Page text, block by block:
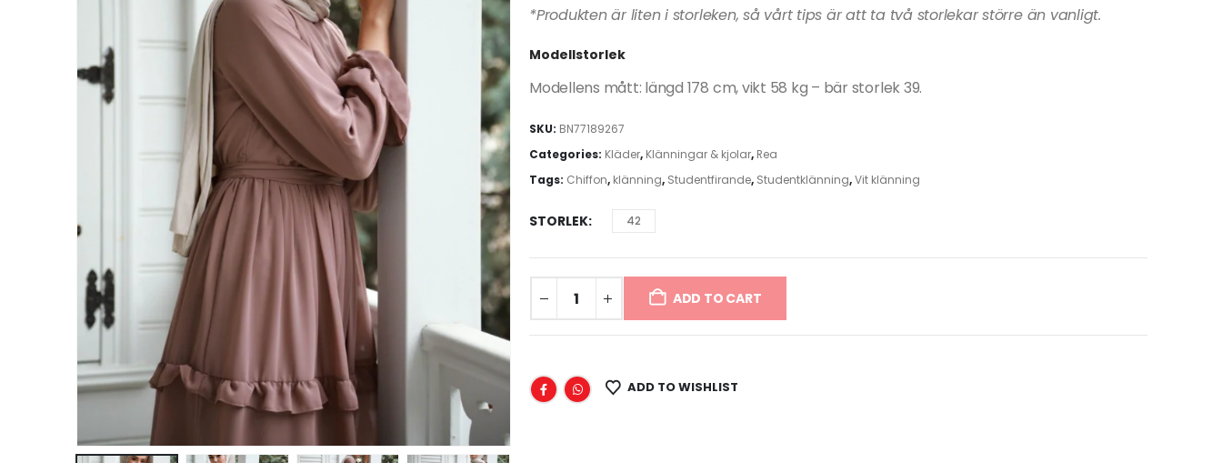
*Produkten är liten i storleken, så vårt tips är att ta två storlekar större än vanligt.
Modellstorlek
Modellens mått: längd 178 cm, vikt 58 kg – bär storlek 39.
SKU: BN77189267
Categories: Kläder, Klänningar & kjolar, Rea
Tags: Chiffon, klänning, Studentfirande, Studentklänning,Vit klänning
STORLEK 42
ADD TO CART
ADD TO WISHLIST